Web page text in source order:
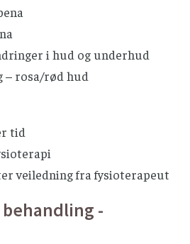
i hud og underhud
– rosa/rød hud
tid
veiledning fra fysioterapeut
-